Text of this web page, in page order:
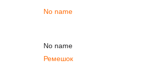
No name
No name
Ремешок